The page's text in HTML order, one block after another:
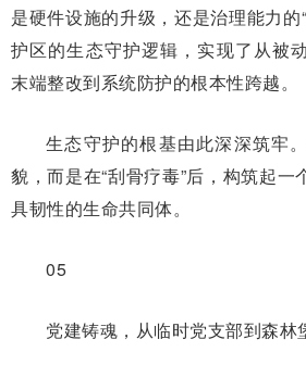
是硬件设施的升级，还是治理能力的
护区的生态守护逻辑，实现了从被
末端整改到系统防护的根本性跨越。
生态守护的根基由此深深筑牢
貌，而是在“刮骨疗毒”后，构筑起一
具韧性的生命共同体。
05
党建铸魂，从临时党支部到森林